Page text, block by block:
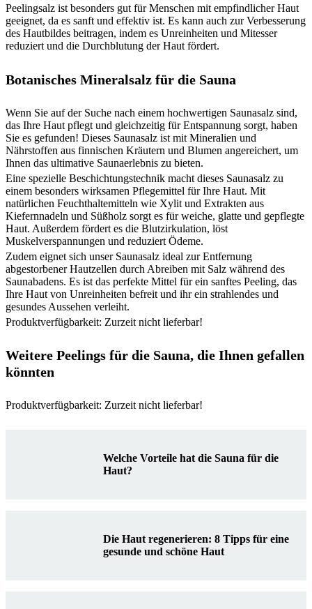
Peelingsalz ist besonders gut für Menschen mit empfindlicher Haut
geeignet, da es sanft und effektiv ist. Es kann auch zur Verbesserung
des Hautbildes beitragen, indem es Unreinheiten und Mitesser
reduziert und die Durchblutung der Haut fördert.
Botanisches Mineralsalz für die Sauna
Wenn Sie auf der Suche nach einem hochwertigen Saunasalz sind,
das Ihre Haut pflegt und gleichzeitig für Entspannung sorgt, haben
Sie es gefunden! Dieses Saunasalz ist mit Mineralien und
Nährstoffen aus finnischen Kräutern und Blumen angereichert, um
Ihnen das ultimative Saunaerlebnis zu bieten.
Eine spezielle Beschichtungstechnik macht dieses Saunasalz zu
einem besonders wirksamen Pflegemittel für Ihre Haut. Mit
natürlichen Feuchthaltemitteln wie Xylit und Extrakten aus
Kiefernnadeln und Süßholz sorgt es für weiche, glatte und gepflegte
Haut. Außerdem fördert es die Blutzirkulation, löst
Muskelverspannungen und reduziert Ödeme.
Zudem eignet sich unser Saunasalz ideal zur Entfernung
abgestorbener Hautzellen durch Abreiben mit Salz während des
Saunabadens. Es ist das perfekte Mittel für ein sanftes Peeling, das
Ihre Haut von Unreinheiten befreit und ihr ein strahlendes und
gesundes Aussehen verleiht.
Produktverfügbarkeit: Zurzeit nicht lieferbar!
Weitere Peelings für die Sauna, die Ihnen gefallen
könnten
Produktverfügbarkeit: Zurzeit nicht lieferbar!
Welche Vorteile hat die Sauna für die
Haut?
Die Haut regenerieren: 8 Tipps für eine
gesunde und schöne Haut